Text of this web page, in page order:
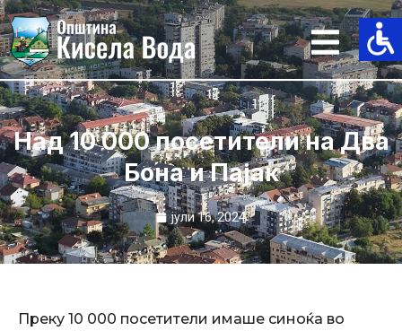
Skip
to
content
Над 10 000 посетители на Два
Бона и Пајак
јули 16, 2024
​Преку 10 000 посетители имаше синоќа во